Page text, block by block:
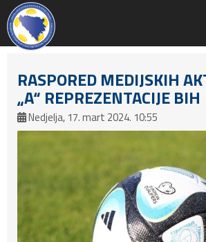
RASPORED MEDIJSKIH
„A“ REPREZENTACIJE BIH
Nedjelja, 17. mart 2024. 10:55